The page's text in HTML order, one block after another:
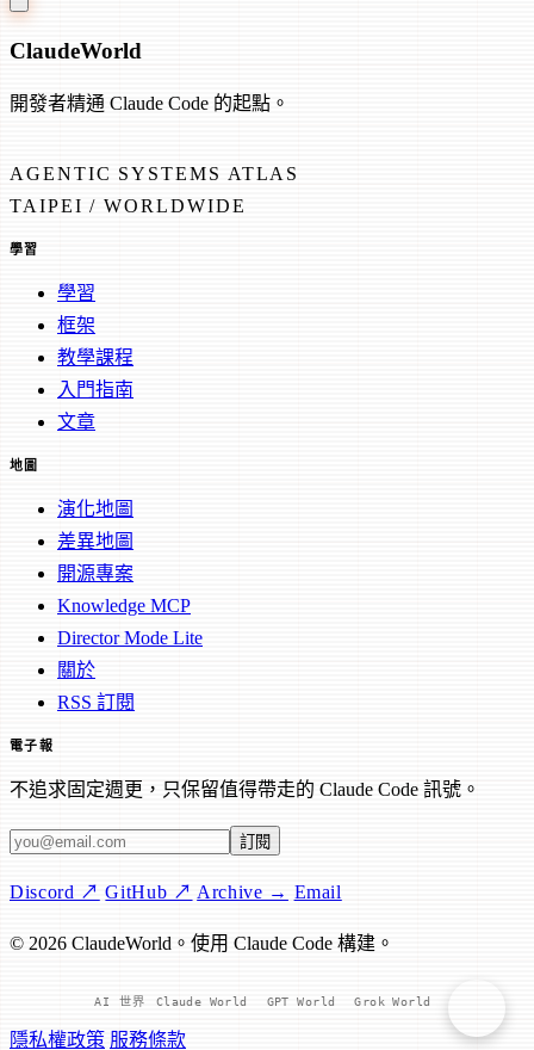
ClaudeWorld
開發者精通 Claude Code 的起點。
AGENTIC SYSTEMS ATLAS
TAIPEI / WORLDWIDE
學習
學習
框架
教學課程
入門指南
文章
地圖
演化地圖
差異地圖
開源專案
Knowledge MCP
Director Mode Lite
關於
RSS 訂閱
電子報
不追求固定週更，只保留值得帶走的 Claude Code 訊號。
電子郵件地址 訂閱
Discord ↗ GitHub ↗ Archive → Email
© 2026 ClaudeWorld。使用 Claude Code 構建。
AI 世界 Claude World GPT World Grok World
隱私權政策 服務條款